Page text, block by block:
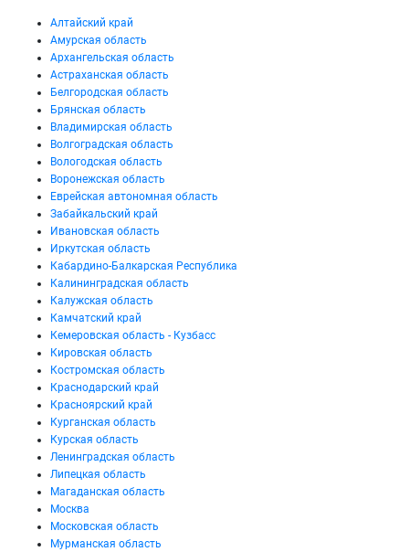
Алтайский край
Амурская область
Архангельская область
Астраханская область
Белгородская область
Брянская область
Владимирская область
Волгоградская область
Вологодская область
Воронежская область
Еврейская автономная область
Забайкальский край
Ивановская область
Иркутская область
Кабардино-Балкарская Республика
Калининградская область
Калужская область
Камчатский край
Кемеровская область - Кузбасс
Кировская область
Костромская область
Краснодарский край
Красноярский край
Курганская область
Курская область
Ленинградская область
Липецкая область
Магаданская область
Москва
Московская область
Мурманская область